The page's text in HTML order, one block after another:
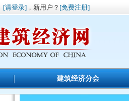
[请登录] ，新用户？ [免费注册]
建筑经济分会